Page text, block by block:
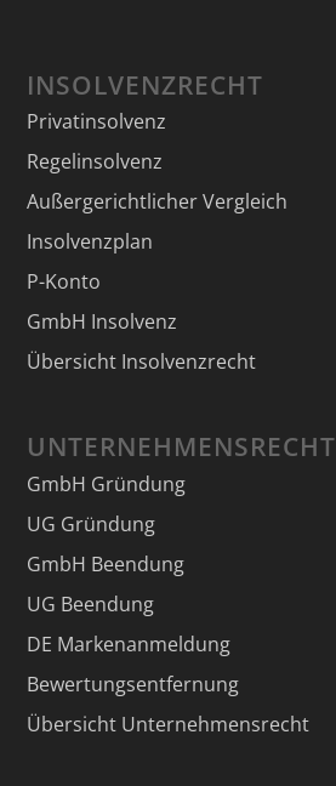
INSOLVENZRECHT
Privatinsolvenz
Regelinsolvenz
Außergerichtlicher Vergleich
Insolvenzplan
P-Konto
GmbH Insolvenz
Übersicht Insolvenzrecht
UNTERNEHMENSRECHT
GmbH Gründung
UG Gründung
GmbH Beendung
UG Beendung
DE Markenanmeldung
Bewertungsentfernung
Übersicht Unternehmensrecht